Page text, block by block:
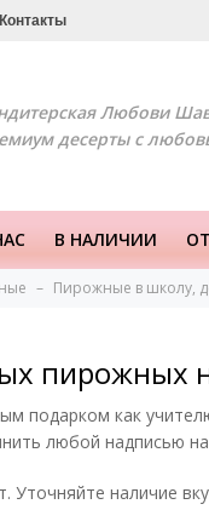
Контакты
Любови
десерты с
В НАЛИЧИИ
Пирожные в школу,
пирожных
подарком как
любой надписью
Уточняйте наличие